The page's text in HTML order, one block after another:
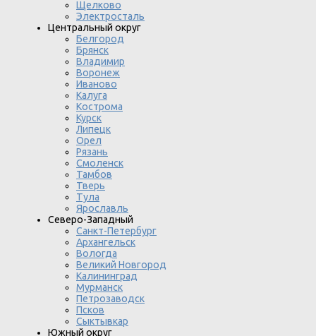
Щелково
Электросталь
Центральный округ
Белгород
Брянск
Владимир
Воронеж
Иваново
Калуга
Кострома
Курск
Липецк
Орел
Рязань
Смоленск
Тамбов
Тверь
Тула
Ярославль
Северо-Западный
Санкт-Петербург
Архангельск
Вологда
Великий Новгород
Калининград
Мурманск
Петрозаводск
Псков
Сыктывкар
Южный округ